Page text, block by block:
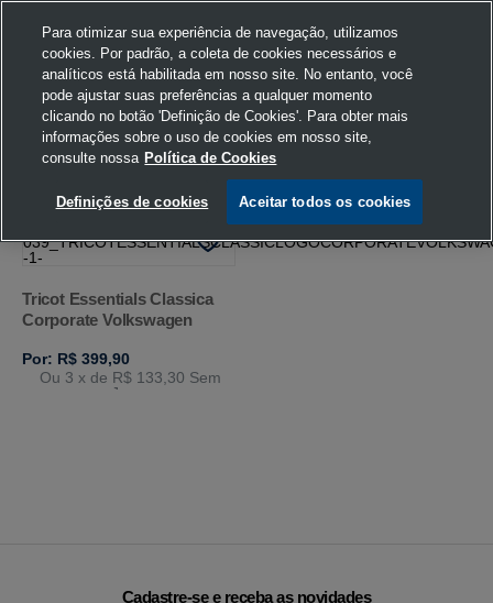
Home Volkswagen Vestuário Tricot Cinza P
FILTRAR Ordenar por
Tricot Essentials Classica
Corporate Volkswagen
Por: R$ 399,90
Ou 3 x de R$ 133,30 Sem
Juros
Cadastre-se e receba as novidades
Para otimizar sua experiência de navegação, utilizamos
cookies. Por padrão, a coleta de cookies necessários e
analíticos está habilitada em nosso site. No entanto, você
pode ajustar suas preferências a qualquer momento
clicando no botão 'Definição de Cookies'. Para obter mais
informações sobre o uso de cookies em nosso site,
consulte nossa Política de Cookies
Definições de cookies Aceitar todos os cookies